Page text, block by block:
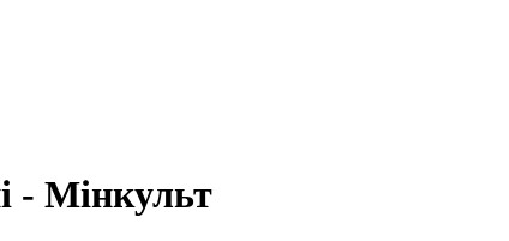
- Мінкульт